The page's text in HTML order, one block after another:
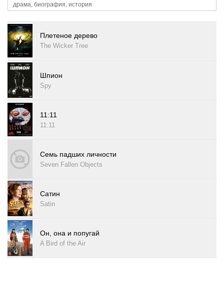
драма, биография, история
Плетеное дерево
The Wicker Tree
Шпион
Spy
11:11
11:11
Семь падших личности
Seven Fallen Objects
Сатин
Satin
Он, она и попугай
A Bird of the Air